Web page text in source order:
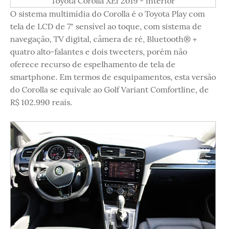
O sistema multimídia do Corolla é o Toyota Play com
tela de LCD de 7" sensível ao toque, com sistema de
navegação, TV digital, câmera de ré, Bluetooth® +
quatro alto-falantes e dois tweeters, porém não
oferece recurso de espelhamento de tela de
smartphone. Em termos de esquipamentos, esta versão
do Corolla se equivale ao Golf Variant Comfortline, de
R$ 102.990 reais.